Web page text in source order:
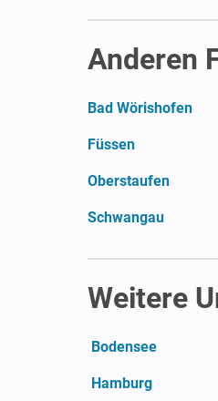
Anderen
Bad Wörishofen
Füssen
Oberstaufen
Schwangau
Weitere
Bodensee
Hamburg